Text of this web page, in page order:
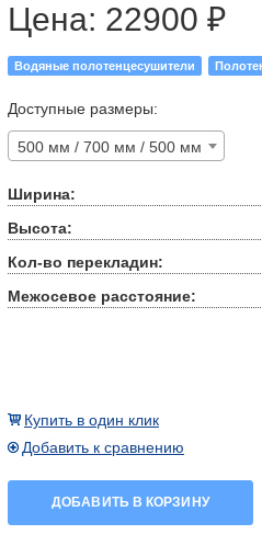
Цена: 22900 ₽
Водяные полотенцесушители
Доступные размеры:
500 мм / 700 мм / 500 мм
Ширина:
Высота:
Кол-во перекладин:
Межосевое расстояние:
Купить в один клик
Добавить к сравнению
ДОБАВИТЬ В КОРЗИНУ